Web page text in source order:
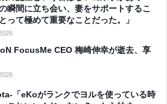
瞬間に立ち会い、妻をサポートするこ
って極めて重要なことだった。」
FocusMe CEO 梅崎伸幸が逝去、享
「eKoがランクでヨルを使っている時